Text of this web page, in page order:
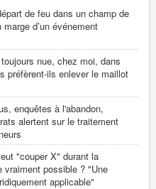
de feu dans un champ de
d’un événement
nue, chez moi, dans
préfèrent-ils enlever le maillot
enquêtes à l'abandon,
alertent sur le traitement
"couper X" durant la
vraiment possible ? "Une
applicable"